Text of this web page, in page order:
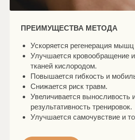
ПРЕИМУЩЕСТВА МЕТОДА
Ускоряется регенерация мышц
Улучшается кровообращение
тканей кислородом.
Повышается гибкость и
Снижается риск травм.
Увеличивается выносливость
результативность тренировок.
Улучшается самочувствие и